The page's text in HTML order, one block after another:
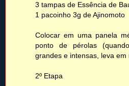
3 tampas de Essência de
1 pacoinho 3g de Ajinomoto
Colocar em uma panela
ponto de pérolas
grandes e intensas, leva em
2º Etapa